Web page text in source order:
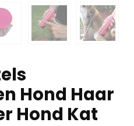
Hond Haar
Hond Kat